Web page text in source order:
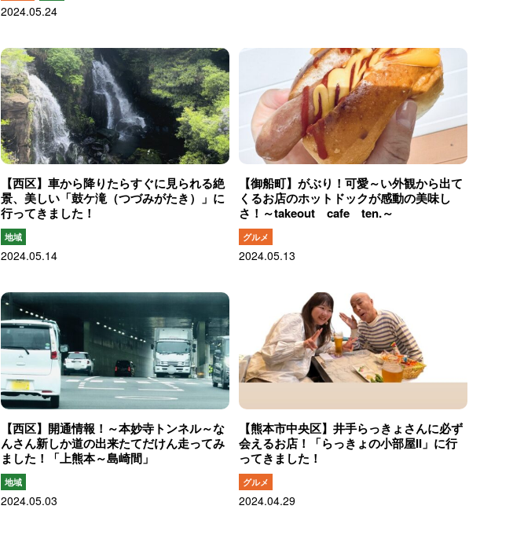
2024.05.24
【西区】車から降りたらすぐに見られる絶
景、美しい「鼓ケ滝（つづみがたき）」に
行ってきました！
地域
2024.05.14
【御船町】がぶり！可愛～い外観から出て
くるお店のホットドックが感動の美味し
さ！～takeout cafe ten.～
グルメ
2024.05.13
【西区】開通情報！～本妙寺トンネル～な
んさん新しか道の出来たてだけん走ってみ
ました！「上熊本～島崎間」
地域
2024.05.03
【熊本市中央区】井手らっきょさんに必ず
会えるお店！「らっきょの小部屋II」に行
ってきました！
グルメ
2024.04.29